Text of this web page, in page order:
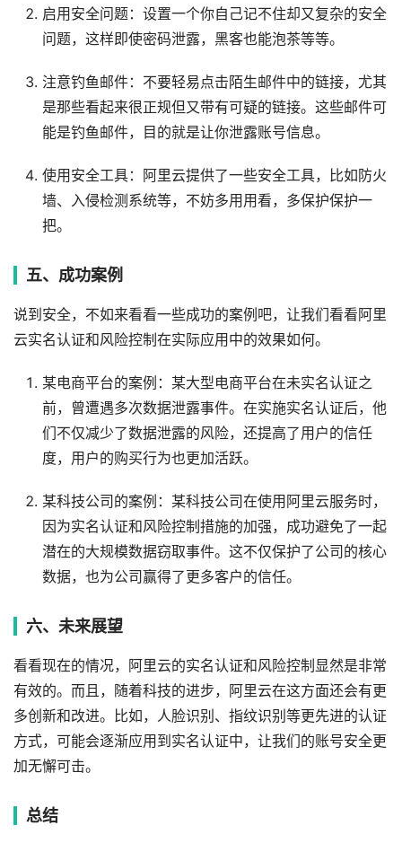
启用安全问题：设置一个你自己记不住却又复杂的安全
问题，这样即使密码泄露，黑客也能泡茶等等。
注意钓鱼邮件：不要轻易点击陌生邮件中的链接，尤其
是那些看起来很正规但又带有可疑的链接。这些邮件可
能是钓鱼邮件，目的就是让你泄露账号信息。
使用安全工具：阿里云提供了一些安全工具，比如防火
墙、入侵检测系统等，不妨多用用看，多保护保护一
把。
五、成功案例
说到安全，不如来看看一些成功的案例吧，让我们看看阿里
云实名认证和风险控制在实际应用中的效果如何。
某电商平台的案例：某大型电商平台在未实名认证之
前，曾遭遇多次数据泄露事件。在实施实名认证后，他
们不仅减少了数据泄露的风险，还提高了用户的信任
度，用户的购买行为也更加活跃。
某科技公司的案例：某科技公司在使用阿里云服务时，
因为实名认证和风险控制措施的加强，成功避免了一起
潜在的大规模数据窃取事件。这不仅保护了公司的核心
数据，也为公司赢得了更多客户的信任。
六、未来展望
看看现在的情况，阿里云的实名认证和风险控制显然是非常
有效的。而且，随着科技的进步，阿里云在这方面还会有更
多创新和改进。比如，人脸识别、指纹识别等更先进的认证
方式，可能会逐渐应用到实名认证中，让我们的账号安全更
加无懈可击。
总结